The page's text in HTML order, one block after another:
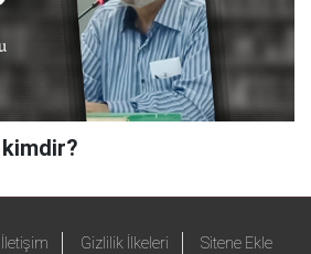
İletişim Gizlilik İlkeleri Sitene Ekle